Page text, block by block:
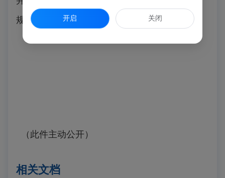
规划（含用地选址论证专章）意见或建议”。
（此件主动公开）
相关文档
开启 关闭